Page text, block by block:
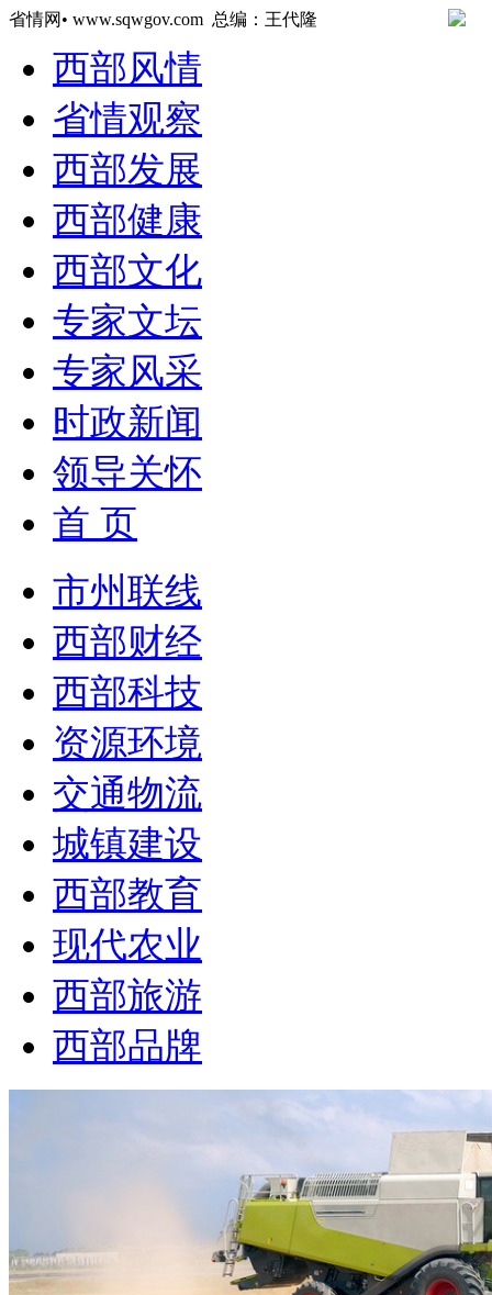
省情网• www.sqwgov.com 总编：王代隆
西部风情
省情观察
西部发展
西部健康
西部文化
专家文坛
专家风采
时政新闻
领导关怀
首 页
市州联线
西部财经
西部科技
资源环境
交通物流
城镇建设
西部教育
现代农业
西部旅游
西部品牌